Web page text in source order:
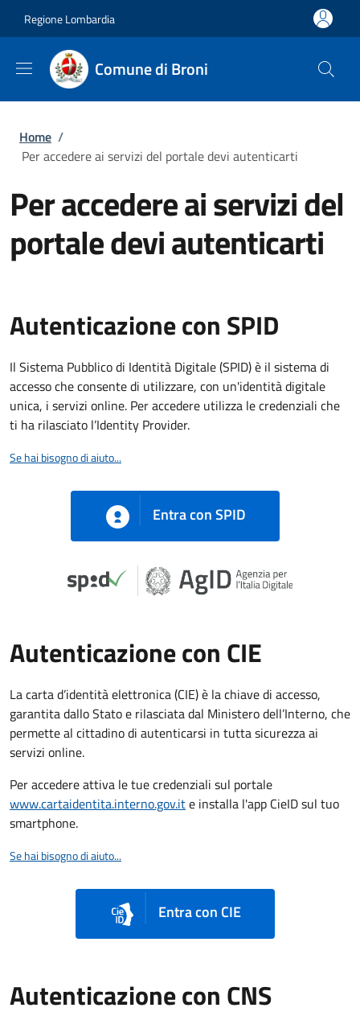
Regione Lombardia
Comune di Broni
Briciole di pane
Home /
Per accedere ai servizi del portale devi autenticarti
Per accedere ai servizi del
portale devi autenticarti
Autenticazione con SPID
Il Sistema Pubblico di Identità Digitale (SPID) è il sistema di
accesso che consente di utilizzare, con un'identità digitale
unica, i servizi online. Per accedere utilizza le credenziali che
ti ha rilasciato l’Identity Provider.
Se hai bisogno di aiuto...
Entra con SPID
Autenticazione con CIE
La carta d’identità elettronica (CIE) è la chiave di accesso,
garantita dallo Stato e rilasciata dal Ministero dell’Interno, che
permette al cittadino di autenticarsi in tutta sicurezza ai
servizi online.
Per accedere attiva le tue credenziali sul portale
www.cartaidentita.interno.gov.ite installa l'app CieID sul tuo
smartphone.
Se hai bisogno di aiuto...
Entra con CIE
Autenticazione con CNS